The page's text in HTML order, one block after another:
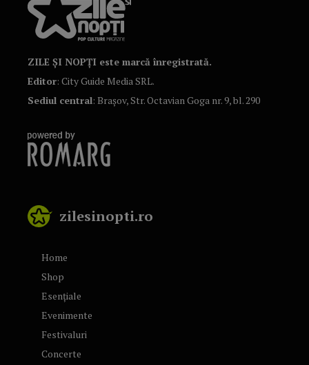
ZILE ȘI NOPȚI este marcă înregistrată.
Editor: City Guide Media SRL.
Sediul central: Brașov, Str. Octavian Goga nr. 9, bl. 290
zilesinopti.ro
Home
Shop
Esențiale
Evenimente
Festivaluri
Concerte